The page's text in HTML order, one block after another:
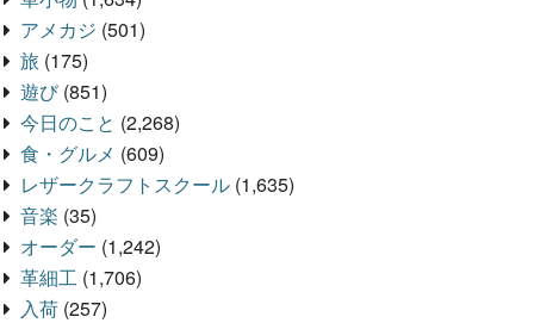
アメカジ (501)
旅 (175)
遊び(851)
今日のこと (2,268)
食・グルメ (609)
レザークラフトスクール (1,635)
音楽 (35)
オーダー (1,242)
革細工 (1,706)
入荷 (257)